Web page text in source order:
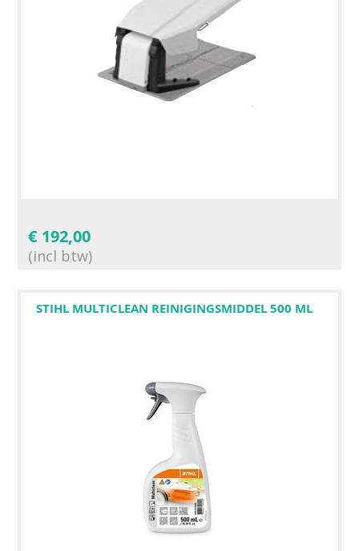
€ 192,00
(incl btw)
STIHL MULTICLEAN REINIGINGSMIDDEL 500 ML